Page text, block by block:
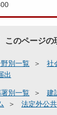
このページの
別一覧 社
出
別一覧 建
法定外公